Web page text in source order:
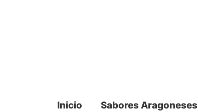
Inicio Sabores Aragoneses